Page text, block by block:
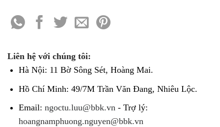
Liên hệ với chúng tôi:
Hà Nội: 11 Bờ Sông Sét, Hoàng Mai.
Hồ Chí Minh: 49/7M Trần Văn Đang, Nhiêu Lộc.
Email: ngoctu.luu@bbk.vn- Trợ lý:
hoangnamphuong.nguyen@bbk.vn